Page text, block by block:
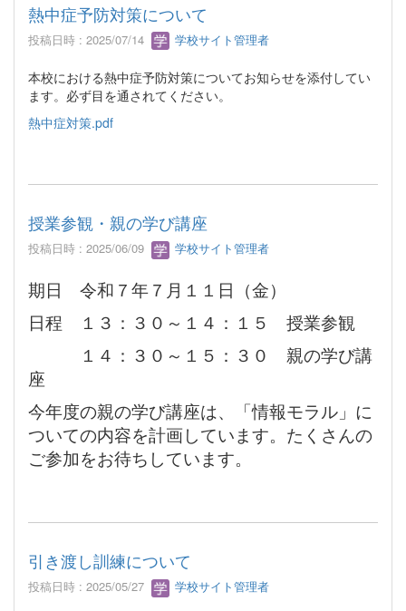
熱中症予防対策について
投稿日時 : 2025/07/14 学校サイト管理者
本校における熱中症予防対策についてお知らせを添付してい
ます。必ず目を通されてください。
熱中症対策.pdf
授業参観・親の学び講座
投稿日時 : 2025/06/09 学校サイト管理者
期日 令和７年７月１１日（金）
日程 １３：３０～１４：１５ 授業参観
１４：３０～１５：３０ 親の学び講
座
今年度の親の学び講座は、「情報モラル」に
ついての内容を計画しています。たくさんの
ご参加をお待ちしています。
引き渡し訓練について
投稿日時 : 2025/05/27 学校サイト管理者